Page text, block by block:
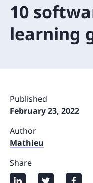
10
learning
Published
February 23, 2022
Author
Mathieu
Share